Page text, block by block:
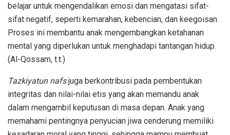
belajar untuk mengendalikan emosi dan mengatasi sifat-
sifat negatif, seperti kemarahan, kebencian, dan keegoisan.
Proses ini membantu anak mengembangkan ketahanan
mental yang diperlukan untuk menghadapi tantangan hidup.
(Al-Qossam, t.t.)
Tazkiyatun nafsjuga berkontribusi pada pembentukan
integritas dan nilai-nilai etis yang akan memandu anak
dalam mengambil keputusan di masa depan. Anak yang
memahami pentingnya penyucian jiwa cenderung memiliki